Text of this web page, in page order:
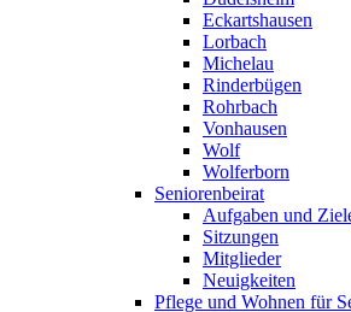
Eckartshausen
Lorbach
Michelau
Rinderbügen
Rohrbach
Vonhausen
Wolf
Wolferborn
Seniorenbeirat
Aufgaben und
Sitzungen
Mitglieder
Neuigkeiten
Pflege und Wohnen für